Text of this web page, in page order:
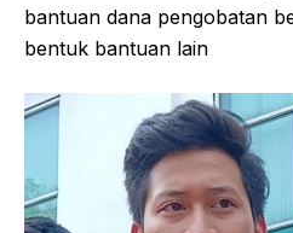
bantuan dana pengobatan
bentuk bantuan lain